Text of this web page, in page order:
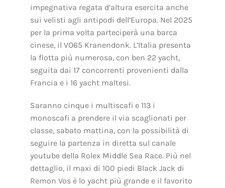
impegnativa regata d’altura esercita anche
sui velisti agli antipodi dell’Europa. Nel 2025
per la prima volta parteciperà una barca
cinese, il VO65 Kranendonk. L’Italia presenta
la flotta più numerosa, con ben 22 yacht,
seguita dai 17 concorrenti provenienti dalla
Francia e i 16 yacht maltesi.
Saranno cinque i multiscafi e 113 i
monoscafi a prendere il via scaglionati per
classe, sabato mattina, con la possibilità di
seguire la partenza in diretta sul canale
youtube della Rolex Middle Sea Race. Più nel
dettaglio, il maxi di 100 piedi Black Jack di
Remon Vos è lo yacht più grande e il favorito